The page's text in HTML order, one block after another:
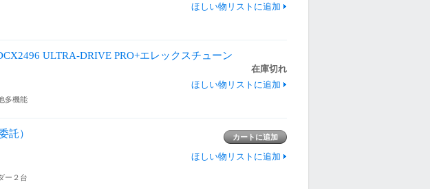
ほしい物リストに追加
ULTRA-DRIVE PRO+エレックスチューン
在庫切れ
ほしい物リストに追加
多機能
託）
ほしい物リストに追加
ー２台